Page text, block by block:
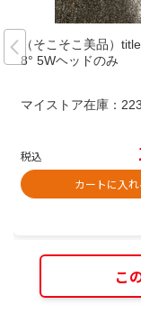
（そこそこ美品）
8° 5Wヘッドのみ
マイストア在庫：
税込
カートに入れ
こ